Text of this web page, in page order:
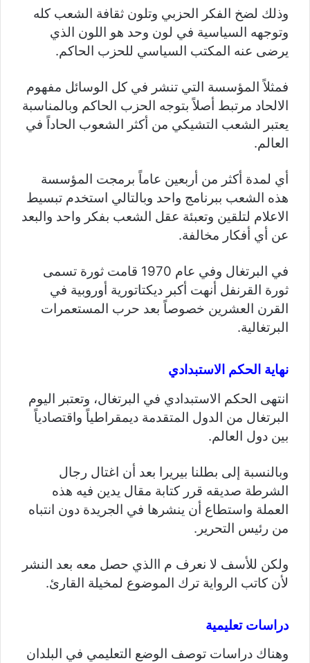
وذلك لضخ الفكر الحزبي وتلون ثقافة الشعب كله
وتوجهه السياسية في لون وحد هو اللون الذي
يرضى عنه المكتب السياسي للحزب الحاكم.
فمثلاً المؤسسة التي تنشر في كل الوسائل مفهوم
الالحاد مرتبط أصلاً بتوجه الحزب الحاكم وبالمناسبة
يعتبر الشعب التشيكي من أكثر الشعوب الحاداً في
العالم.
أي لمدة أكثر من أربعين عاماً برمجت المؤسسة
هذه الشعب ببرنامج واحد وبالتالي استخدم تبسيط
الاعلام لتلقين وتعبئة عقل الشعب بفكر واحد والبعد
عن أي أفكار مخالفة.
في البرتغال وفي عام 1970 قامت ثورة تسمى
ثورة القرنفل أنهت أكبر ديكتاتورية أوروبية في
القرن العشرين خصوصاً بعد حرب المستعمرات
البرتغالية.
نهاية الحكم الاستبدادي
انتهى الحكم الاستبدادي في البرتغال، وتعتبر اليوم
البرتغال من الدول المتقدمة ديمقراطياً واقتصادياً
بين دول العالم.
وبالنسبة إلى بطلنا بيريرا بعد أن اغتال رجال
الشرطة صديقه قرر كتابة مقال يدين فيه هذه
العملة واستطاع أن ينشرها في الجريدة دون انتباه
من رئيس التحرير.
ولكن للأسف لا نعرف م االذي حصل معه بعد النشر
لأن كاتب الرواية ترك الموضوع لمخيلة القارئ.
دراسات تعليمية
وهناك دراسات توصف الوضع التعليمي في البلدان